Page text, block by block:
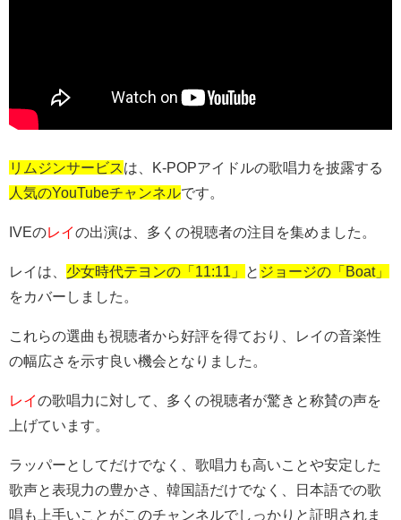
リムジンサービス は、K-POPアイドルの歌唱力を披露する
人気のYouTubeチャンネルです。
IVEのレイの出演は、多くの視聴者の注目を集めました。
レイは、 少女時代テヨンの「11:11」 と ジョージの「Boat」
をカバーしました。
これらの選曲も視聴者から好評を得ており、レイの音楽性
の幅広さを示す良い機会となりました。
レイの歌唱力に対して、多くの視聴者が驚きと称賛の声を
上げています。
ラッパーとしてだけでなく、歌唱力も高いことや安定した
歌声と表現力の豊かさ、 韓国語だけでなく、日本語での歌
唱も上手いことがこのチャンネルでしっかりと証明されま